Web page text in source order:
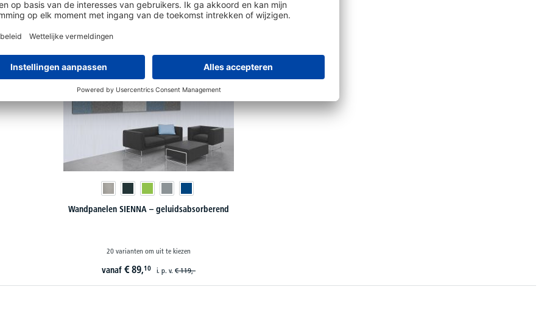
Wandpanelen SIENNA – geluidsabsorberend
20 varianten om uit te kiezen
vanaf € 89,10 i. p. v. € 119,-